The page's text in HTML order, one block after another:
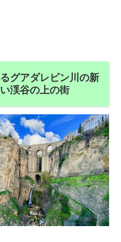
グアダレビン川の新
渓谷の上の街